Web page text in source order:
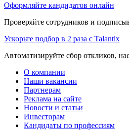
Оформляйте кандидатов онлайн
Проверяйте сотрудников и
Ускорьте подбор в 2 раза с Talantix
Автоматизируйте сбор откликов,
О компании
Наши вакансии
Партнерам
Реклама на сайте
Новости и статьи
Инвесторам
Кандидаты по профессиям